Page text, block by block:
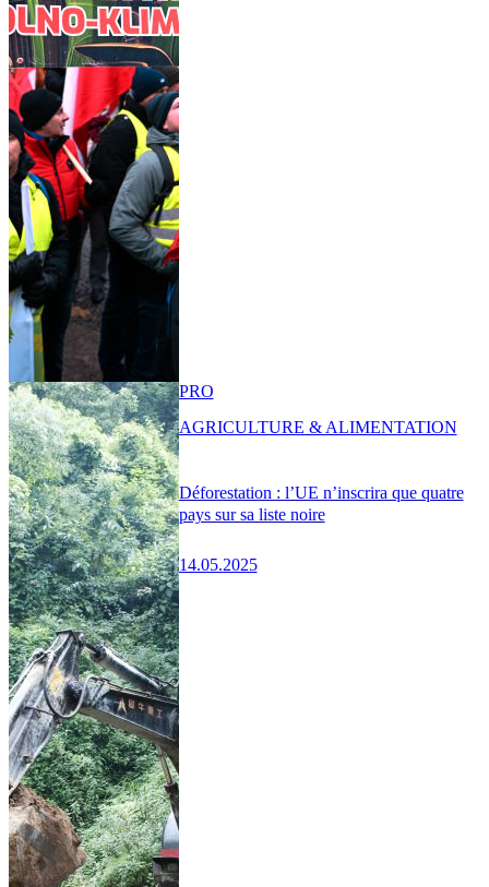
Déforestation : l’UE n’inscrira que quatre
pays sur sa liste noire
14.05.2025
PRO
AGRICULTURE & ALIMENTATION